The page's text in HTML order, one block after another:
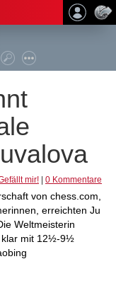
mir! 0 Kommentare
von chess.com,
erreichten Ju
Weltmeisterin
klar mit 12½-9½